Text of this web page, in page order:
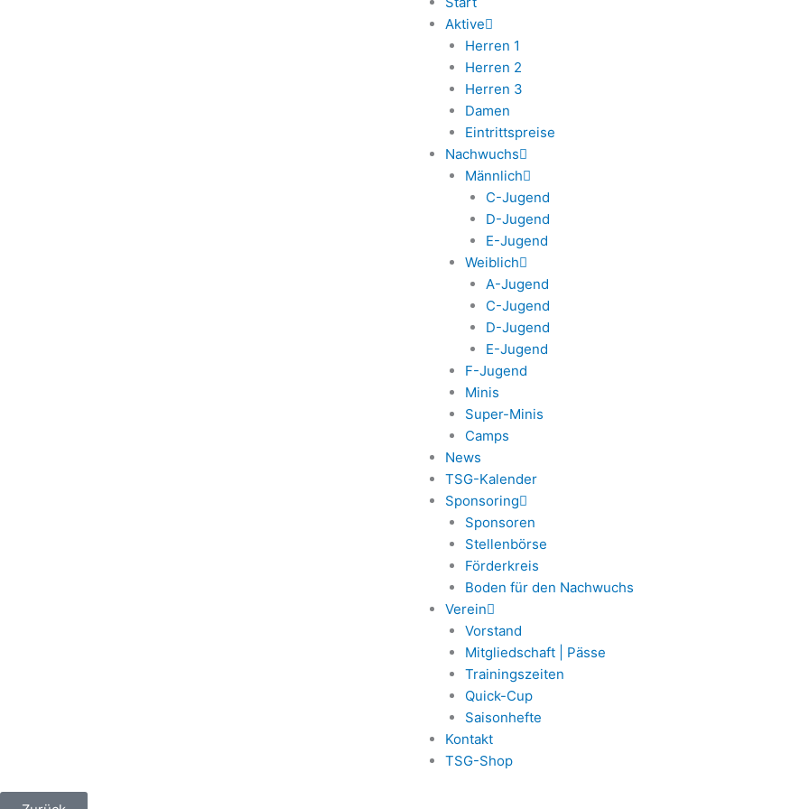
Aktive
Herren 1
Herren 2
Herren 3
Damen
Eintrittspreise
Nachwuchs
Männlich
C-Jugend
D-Jugend
E-Jugend
Weiblich
A-Jugend
C-Jugend
D-Jugend
E-Jugend
F-Jugend
Minis
Super-Minis
Camps
News
TSG-Kalender
Sponsoring
Sponsoren
Stellenbörse
Förderkreis
Boden für den Nachwuchs
Verein
Vorstand
Mitgliedschaft | Pässe
Trainingszeiten
Quick-Cup
Saisonhefte
Kontakt
TSG-Shop